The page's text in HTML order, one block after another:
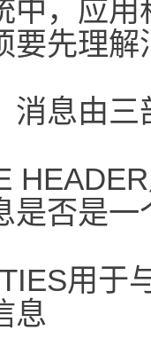
，应用
要先理解
息由三
是否是一
用于与
息